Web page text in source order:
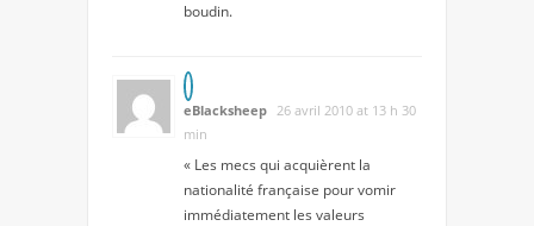
boudin.
eBlacksheep 26 avril 2010 at 13 h 30
min
« Les mecs qui acquièrent la
nationalité française pour vomir
immédiatement les valeurs